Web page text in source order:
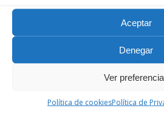
Aceptar
Denegar
Ver
Política de cookiesPolítica de